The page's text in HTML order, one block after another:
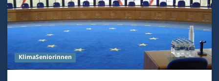
KlimaSeniorinnen